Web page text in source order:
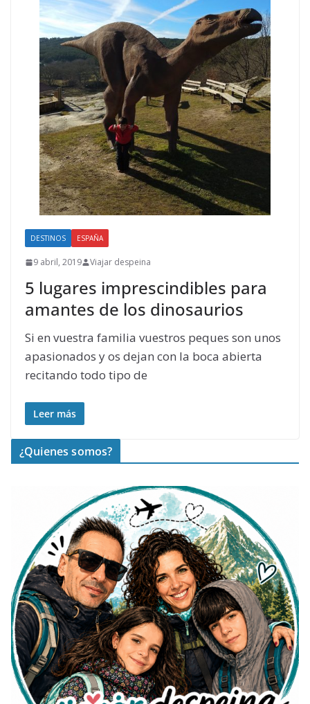
DESTINOS ESPAÑA
9 abril, 2019 Viajar despeina
5 lugares imprescindibles para
amantes de los dinosaurios
Si en vuestra familia vuestros peques son unos
apasionados y os dejan con la boca abierta
recitando todo tipo de
Leer más
¿Quienes somos?